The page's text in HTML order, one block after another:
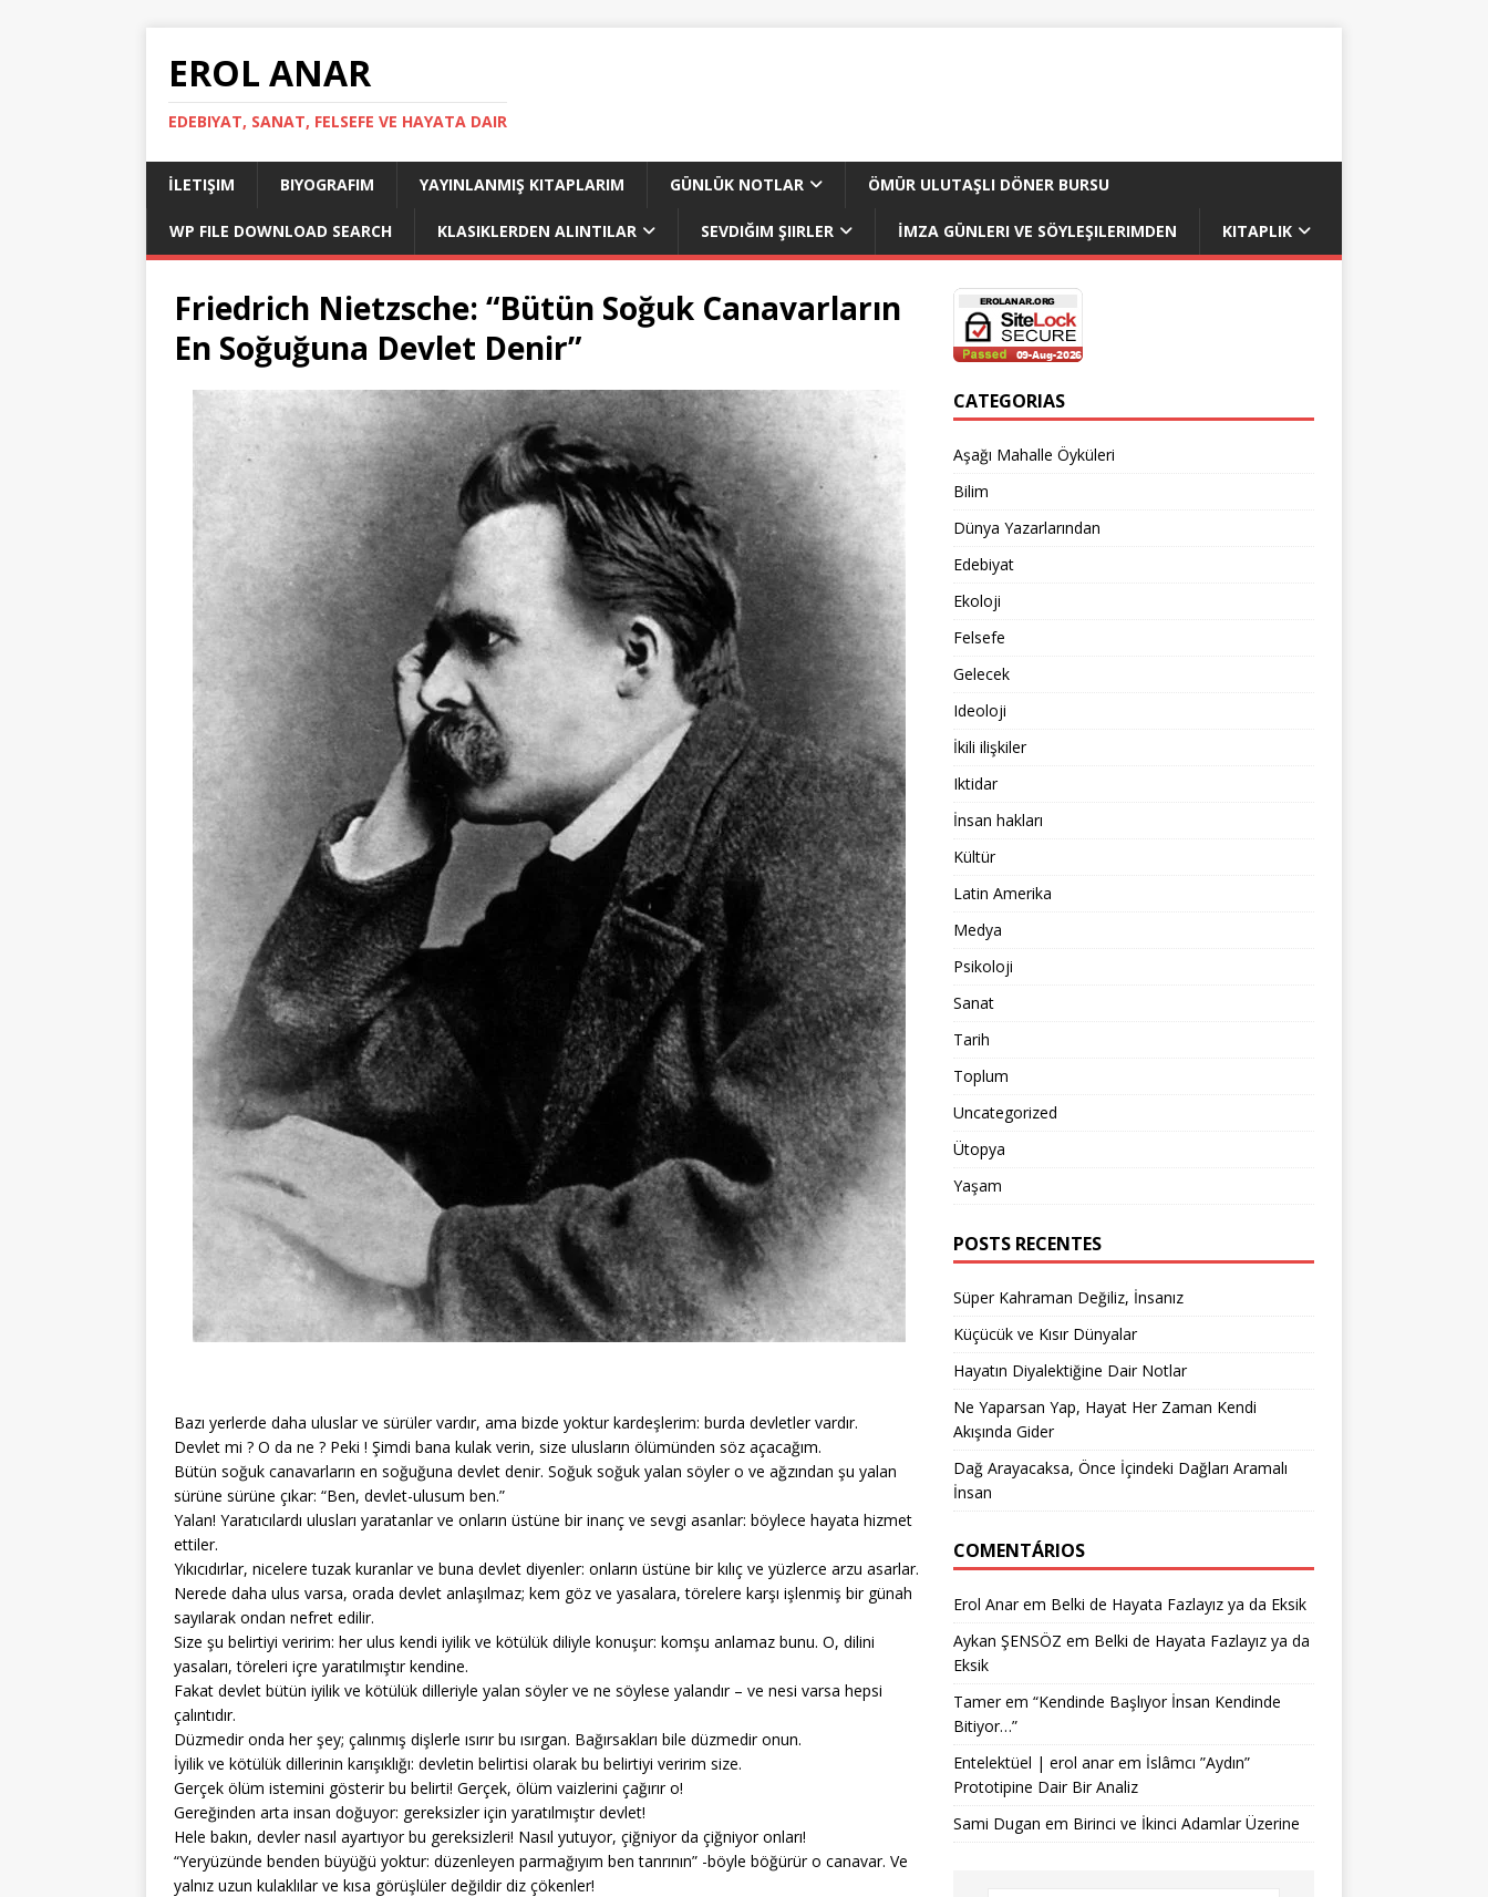
EROL ANAR
EDEBIYAT, SANAT, FELSEFE VE HAYATA DAIR
İLETIŞIM BIYOGRAFIM YAYINLANMIŞ KITAPLARIM GÜNLÜK NOTLAR ÖMÜR ULUTAŞLI DÖNER BURSU
WP FILE DOWNLOAD SEARCH KLASIKLERDEN ALINTILAR SEVDIĞIM ŞIIRLER İMZA GÜNLERI VE SÖYLEŞILERIMDEN KITAPLIK
Friedrich Nietzsche: “Bütün Soğuk Canavarların
En Soğuğuna Devlet Denir”
Bazı yerlerde daha uluslar ve sürüler vardır, ama bizde yoktur kardeşlerim: burda devletler vardır.
Devlet mi ? O da ne ? Peki ! Şimdi bana kulak verin, size ulusların ölümünden söz açacağım.
Bütün soğuk canavarların en soğuğuna devlet denir. Soğuk soğuk yalan söyler o ve ağzından şu yalan
sürüne sürüne çıkar: “Ben, devlet-ulusum ben.”
Yalan! Yaratıcılardı ulusları yaratanlar ve onların üstüne bir inanç ve sevgi asanlar: böylece hayata hizmet
ettiler.
Yıkıcıdırlar, nicelere tuzak kuranlar ve buna devlet diyenler: onların üstüne bir kılıç ve yüzlerce arzu asarlar.
Nerede daha ulus varsa, orada devlet anlaşılmaz; kem göz ve yasalara, törelere karşı işlenmiş bir günah
sayılarak ondan nefret edilir.
Size şu belirtiyi veririm: her ulus kendi iyilik ve kötülük diliyle konuşur: komşu anlamaz bunu. O, dilini
yasaları, töreleri içre yaratılmıştır kendine.
Fakat devlet bütün iyilik ve kötülük dilleriyle yalan söyler ve ne söylese yalandır – ve nesi varsa hepsi
çalıntıdır.
Düzmedir onda her şey; çalınmış dişlerle ısırır bu ısırgan. Bağırsakları bile düzmedironun.
İyilik ve kötülük dillerinin karışıklığı: devletin belirtisi olarak bu belirtiyi veririm size.
Gerçek ölüm istemini gösterir bu belirti! Gerçek, ölüm vaizlerini çağırır o!
Gereğinden arta insan doğuyor: gereksizler için yaratılmıştır devlet!
Hele bakın, devler nasıl ayartıyor bu gereksizleri! Nasıl yutuyor, çiğniyor da çiğniyoronları!
“Yeryüzünde benden büyüğü yoktur: düzenleyen parmağıyım ben tanrının” -böyle böğürür o canavar. Ve
yalnız uzun kulaklılar ve kısa görüşlüler değildir diz çökenler!
CATEGORIAS
Aşağı Mahalle Öyküleri
Bilim
Dünya Yazarlarından
Edebiyat
Ekoloji
Felsefe
Gelecek
Ideoloji
İkili ilişkiler
Iktidar
İnsan hakları
Kültür
Latin Amerika
Medya
Psikoloji
Sanat
Tarih
Toplum
Uncategorized
Ütopya
Yaşam
POSTS RECENTES
Süper Kahraman Değiliz, İnsanız
Küçücük ve Kısır Dünyalar
Hayatın Diyalektiğine Dair Notlar
Ne Yaparsan Yap, Hayat Her Zaman Kendi
Akışında Gider
Dağ Arayacaksa, Önce İçindeki Dağları Aramalı
İnsan
COMENTÁRIOS
Erol Anarem Belki de Hayata Fazlayız ya da Eksik
Aykan ŞENSÖZ em Belki de Hayata Fazlayız ya da
Eksik
Tamerem “Kendinde Başlıyor İnsan Kendinde
Bitiyor…”
Entelektüel | erol anarem İslâmcı ”Aydın”
Prototipine Dair Bir Analiz
Sami Dugan em Birinci ve İkinci Adamlar Üzerine